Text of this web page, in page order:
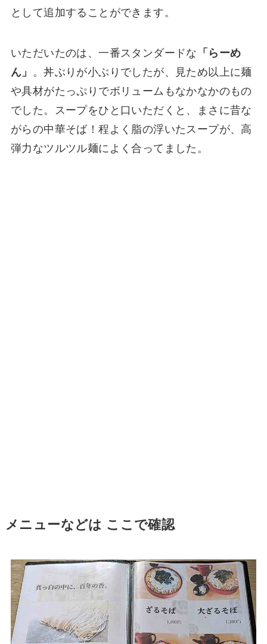
として追加することができます。
いただいたのは、一番スタンダードな 「らーめ
ん」
。丼ぶりが小ぶりでしたが、見ため以上に麺
や具材がたっぷりでボリュームもなかなかのもの
でした。スープをひと口いただくと、まさに昔な
がらの中華そば！程よく脂の浮いたスープが、高
弾力なツルツル麺によく合ってました。
メニューなどは ここで確認